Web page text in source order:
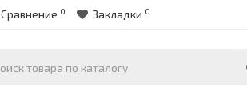
Сравнение 0 Закладки 0